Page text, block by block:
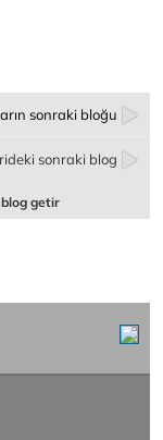
sonraki bloğu
sonraki blog
getir